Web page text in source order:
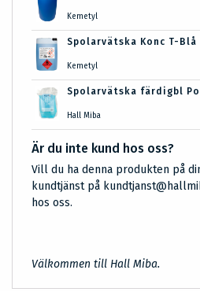
Kemetyl
Spolarvätska Konc T-Blå
Kemetyl
Spolarvätska färdigbl
Hall Miba
Är du inte kund hos oss?
Vill du ha denna produkten på
kundtjänst på
hos oss.
Välkommen till Hall Miba.